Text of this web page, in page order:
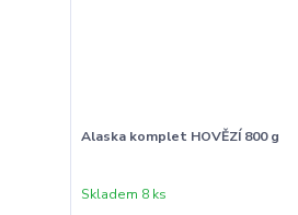
Alaska komplet HOVĚZÍ 800 g
Skladem 8 ks